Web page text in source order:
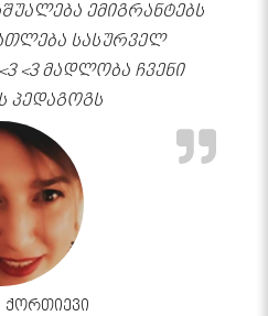
ემიგრანტებს
სასურველ
<3 მადლობა ჩვენი
პედაგოგს
ქორთიევი